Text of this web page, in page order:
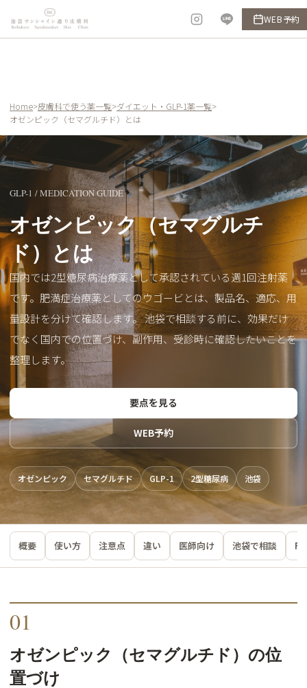
容
プ
WEB予約
Home>皮膚科で使う薬一覧>ダイエット・GLP-1薬一覧>
オゼンピック（セマグルチド）とは
GLP-1 / MEDICATION GUIDE
オゼンピック（セマグルチ
ド）とは
国内では2型糖尿病治療薬として承認されている週1回注射薬
です。肥満症治療薬としてのウゴービとは、製品名、適応、用
量設計を分けて確認します。 池袋で相談する前に、効果だけ
でなく国内での位置づけ、副作用、受診時に確認したいことを
整理します。
要点を見る
WEB予約
オゼンピック セマグルチド GLP-1 2型糖尿病 池袋
概要 使い方 注意点 違い 医師向け 池袋で相談
01
オゼンピック（セマグルチド）の位
置づけ